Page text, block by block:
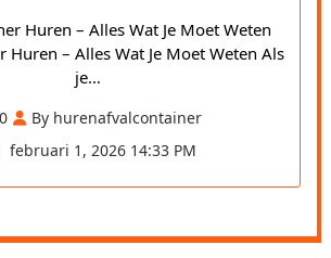
Huren – Alles Wat Je Moet Weten
Huren – Alles Wat Je Moet Weten Als
je…
0
By hurenafvalcontainer
februari 1, 2026 14:33 PM